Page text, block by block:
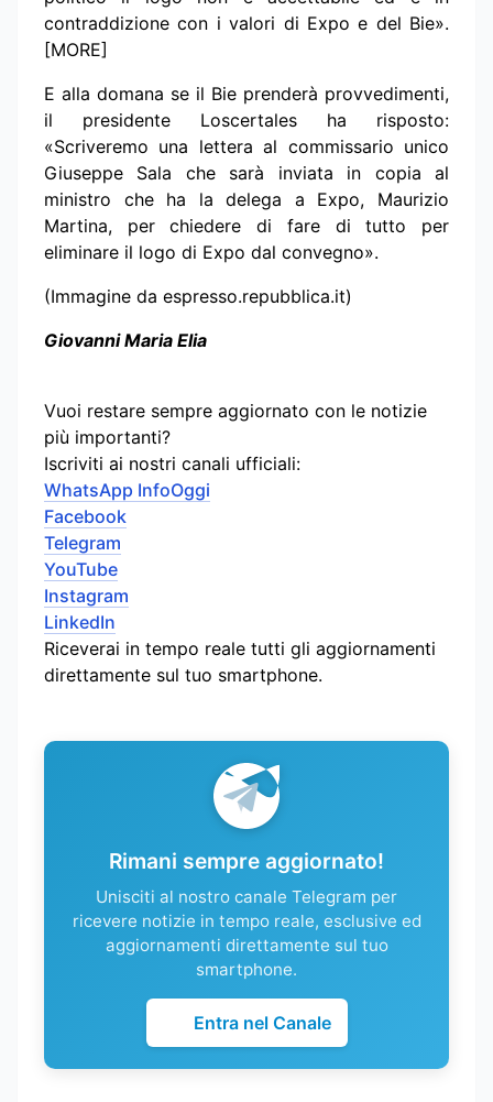
contraddizione con i valori di Expo e del Bie».
[MORE]
E alla domana se il Bie prenderà provvedimenti,
il presidente Loscertales ha risposto:
«Scriveremo una lettera al commissario unico
Giuseppe Sala che sarà inviata in copia al
ministro che ha la delega a Expo, Maurizio
Martina, per chiedere di fare di tutto per
eliminare il logo di Expo dal convegno».
(Immagine da espresso.repubblica.it)
Giovanni Maria Elia
Vuoi restare sempre aggiornato con le notizie
più importanti?
Iscriviti ai nostri canali ufficiali:
WhatsApp InfoOggi
Facebook
Telegram
YouTube
Instagram
LinkedIn
Riceverai in tempo reale tutti gli aggiornamenti
direttamente sul tuo smartphone.
Rimani sempre aggiornato!
Unisciti al nostro canale Telegram per
ricevere notizie in tempo reale, esclusive ed
aggiornamenti direttamente sul tuo
smartphone.
Entra nel Canale